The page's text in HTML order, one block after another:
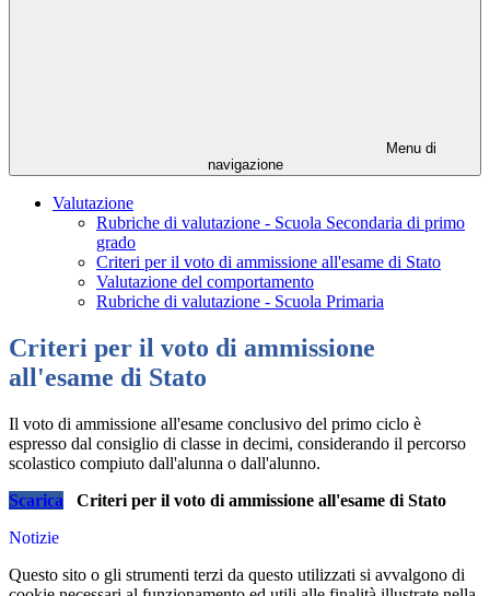
Menu di
navigazione
Valutazione
Rubriche di valutazione - Scuola Secondaria di primo
grado
Criteri per il voto di ammissione all'esame di Stato
Valutazione del comportamento
Rubriche di valutazione - Scuola Primaria
Criteri per il voto di ammissione
all'esame di Stato
Il voto di ammissione all'esame conclusivo del primo ciclo è
espresso dal consiglio di classe in decimi, considerando il percorso
scolastico compiuto dall'alunna o dall'alunno.
Scarica Criteri per il voto di ammissione all'esame di Stato
Notizie
Questo sito o gli strumenti terzi da questo utilizzati si avvalgono di